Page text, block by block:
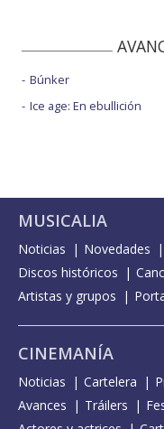
Búnker
Ice age: En ebullición
MUSICALIA
Noticias Novedades
Discos históricos
Artistas y grupos
CINEMANÍA
Noticias Cartelera
Avances
Tráilers